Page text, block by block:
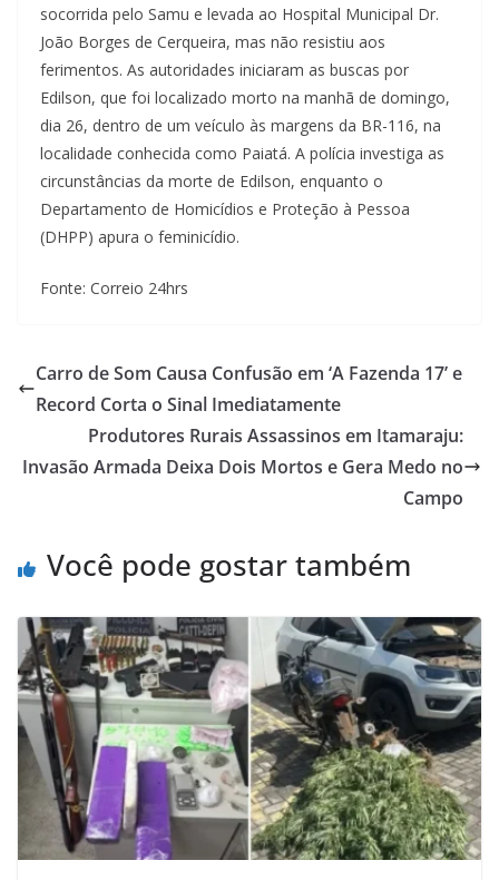
socorrida pelo Samu e levada ao Hospital Municipal Dr.
João Borges de Cerqueira, mas não resistiu aos
ferimentos. As autoridades iniciaram as buscas por
Edilson, que foi localizado morto na manhã de domingo,
dia 26, dentro de um veículo às margens da BR-116, na
localidade conhecida como Paiatá. A polícia investiga as
circunstâncias da morte de Edilson, enquanto o
Departamento de Homicídios e Proteção à Pessoa
(DHPP) apura o feminicídio.
Fonte: Correio 24hrs
Carro de Som Causa Confusão em ‘A Fazenda 17’ e
Record Corta o Sinal Imediatamente
Produtores Rurais Assassinos em Itamaraju:
Invasão Armada Deixa Dois Mortos e Gera Medo no
Campo
Você pode gostar também